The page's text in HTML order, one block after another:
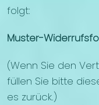
folgt:
Muster-
(Wenn Sie den
füllen Sie bitte
es zurück.)